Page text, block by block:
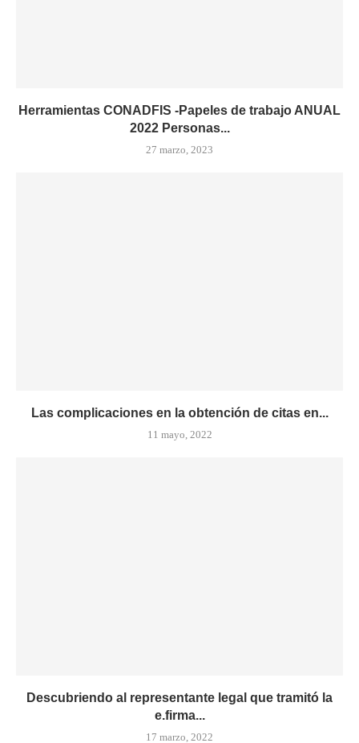
Herramientas CONADFIS -Papeles de trabajo ANUAL
2022 Personas...
27 marzo, 2023
Las complicaciones en la obtención de citas en...
11 mayo, 2022
Descubriendo al representante legal que tramitó la
e.firma...
17 marzo, 2022